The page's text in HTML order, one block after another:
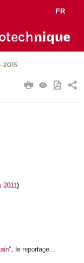
FR
nique
2015
2011)
", le reportage...